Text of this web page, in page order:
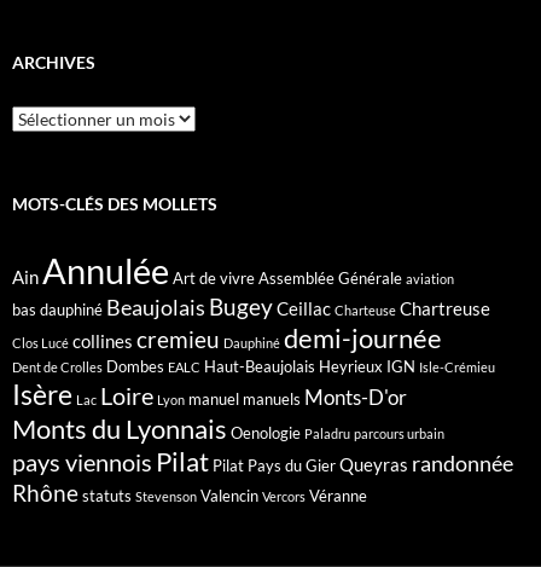
ARCHIVES
Archives
MOTS-CLÉS DES MOLLETS
Ain Annulée Art de vivreAssemblée Générale aviation
bas dauphiné Beaujolais BugeyCeillac Charteuse Chartreuse
Clos Lucé collines cremieu Dauphiné demi-journée
Dent de Crolles Dombes EALC Haut-Beaujolais Heyrieux IGN Isle-Crémieu
Isère Lac Loire Lyon manuel manuels Monts-D'or
Monts du Lyonnais Oenologie Paladru parcours urbain
pays viennois Pilat Pilat Pays du GierQueyras randonnée
Rhônestatuts Stevenson Valencin Vercors Véranne